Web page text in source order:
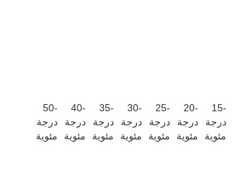
-15
درجة
مئوية
-20
درجة
مئوية
-25
درجة
مئوية
-30
درجة
مئوية
-35
درجة
مئوية
-40
درجة
مئوية
-50
درجة
مئوية